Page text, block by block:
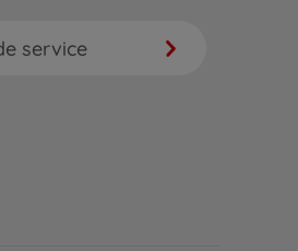
service